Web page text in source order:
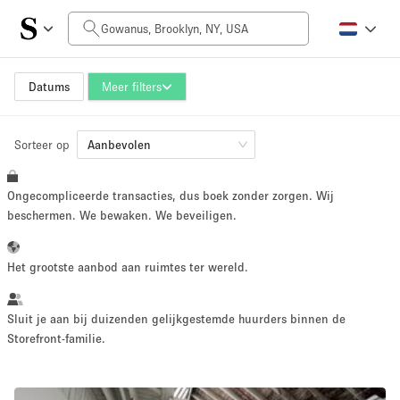
Datums Meer filters
Prijs per dag
$0
Grootte ruimte
100 sq ft 5000+ sq ft
~ 13 mensen
Sorteer op Aanbevolen
Ongecompliceerde transacties, dus boek zonder zorgen. Wij
beschermen. We bewaken. We beveiligen.
Het grootste aanbod aan ruimtes ter wereld.
Sluit je aan bij duizenden gelijkgestemde huurders binnen de
Storefront-familie.